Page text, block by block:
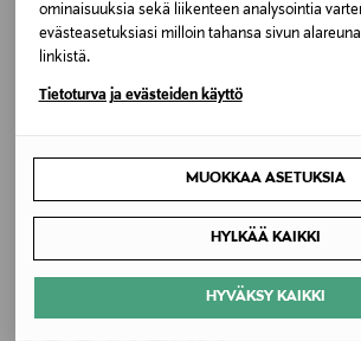
ominaisuuksia sekä liikenteen analysointia
evästeasetuksiasi milloin tahansa sivun
linkistä.
Tietoturva ja evästeiden käyttö
MUOKKAA ASETUKSIA
HYLKÄÄ KAIKKI
HYVÄKSY KAIKKI
pesuainetta, jossa ei ole
huuhteluainetta.
EILI Naisten Parkatakki
LISÄÄ
TUOTTEITA